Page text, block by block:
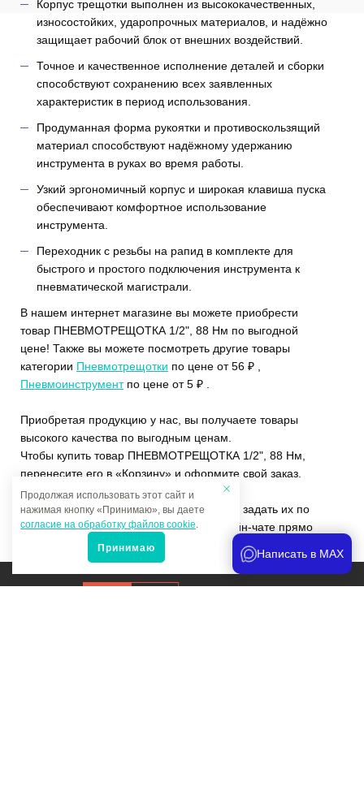
Корпус трещотки выполнен из высококачественных,
износостойких, ударопрочных материалов, и надёжно
защищает рабочий блок от внешних воздействий.
Точное и качественное исполнение деталей и сборки
способствуют сохранению всех заявленных
характеристик в период использования.
Продуманная форма рукоятки и противоскользящий
материал способствуют надёжному удержанию
инструмента в руках во время работы.
Узкий эргономичный корпус и широкая клавиша пуска
обеспечивают комфортное использование
инструмента.
Переходник с резьбы на рапид в комплекте для
быстрого и простого подключения инструмента к
пневматической магистрали.
В нашем интернет магазине вы можете приобрести
товар ПНЕВМОТРЕЩОТКА 1/2", 88 Нм по выгодной
цене! Также вы можете посмотреть другие товары
категории Пневмотрещотки по цене от 56 ₽ ,
Пневмоинструментпо цене от 5 ₽ .
Приобретая продукцию у нас, вы получаете товары
высокого качества по выгодным ценам.
Чтобы купить товар ПНЕВМОТРЕЩОТКА 1/2", 88 Нм,
перенесите его в «Корзину» и оформите свой заказ.
Если у вас остались вопросы, вы можете задать их по
телефону+7 (4822)65-69-46или в онлайн-чате прямо
Продвижение сайта
Продолжая использовать этот сайт и
нажимая кнопку «Принимаю», вы даете
согласие на обработку файлов cookie.
Принимаю Написать в MAX